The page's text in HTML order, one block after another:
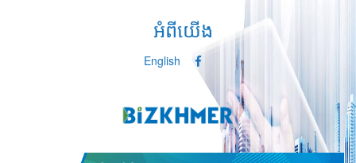
អំពីយើង
English